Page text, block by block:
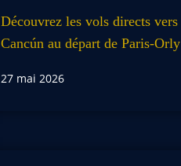
Découvrez les vols directs vers
Cancún au départ de Paris-Orly
27 mai 2026